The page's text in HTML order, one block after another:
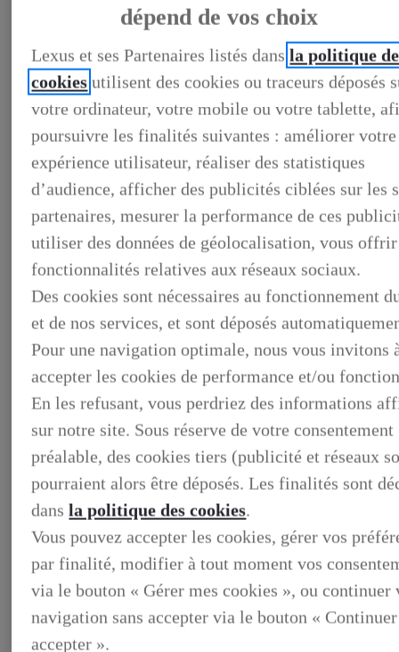
LES AVANTAGES LEXUS BUSINESS
ELECTRIFIED PROGRAM
NOS OFFRES DU MOMENT
NOS SOLUTIONS DE FINANCEMENT
L'HYBRIDE POUR LES PROFESSIONNELS
CONTACTEZ-NOUS
BUSINESS
DECOUVREZ NOS SOLUTIONS DEDIEES AUX
PROFESSIONNELS
BUSINESS, DECOUVREZ NOS SOLUTIONS DEDIEES
AUX PROFESSIONNELS
VOTRE LEXUS
ENTRETIEN & REPARATION
Verification du systeme hybride
dépend de vos choix
Lexus et ses Partenaires listés dansla politique
cookies utilisent des cookies ou traceurs déposés
votre ordinateur, votre mobile ou votre tablette,
poursuivre les finalités suivantes : améliorer votre
expérience utilisateur, réaliser des statistiques
d’audience, afficher des publicités ciblées sur les
partenaires, mesurer la performance de ces
utiliser des données de géolocalisation, vous offrir
fonctionnalités relatives aux réseaux sociaux.
Des cookies sont nécessaires au fonctionnement
et de nos services, et sont déposés
Pour une navigation optimale, nous vous invitons
accepter les cookies de performance et/ou
En les refusant, vous perdriez des informations
sur notre site. Sous réserve de votre consentement
préalable, des cookies tiers (publicité et réseaux
pourraient alors être déposés. Les finalités sont
dansla politique des cookies.
Vous pouvez accepter les cookies, gérer vos
par finalité, modifier à tout moment vos
via le bouton « Gérer mes cookies », ou continuer
navigation sans accepter via le bouton « Continuer
accepter ».